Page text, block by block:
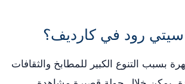
سيتي رود في كارديف؟
بسبب التنوع الكبير للمطابخ والثقافات